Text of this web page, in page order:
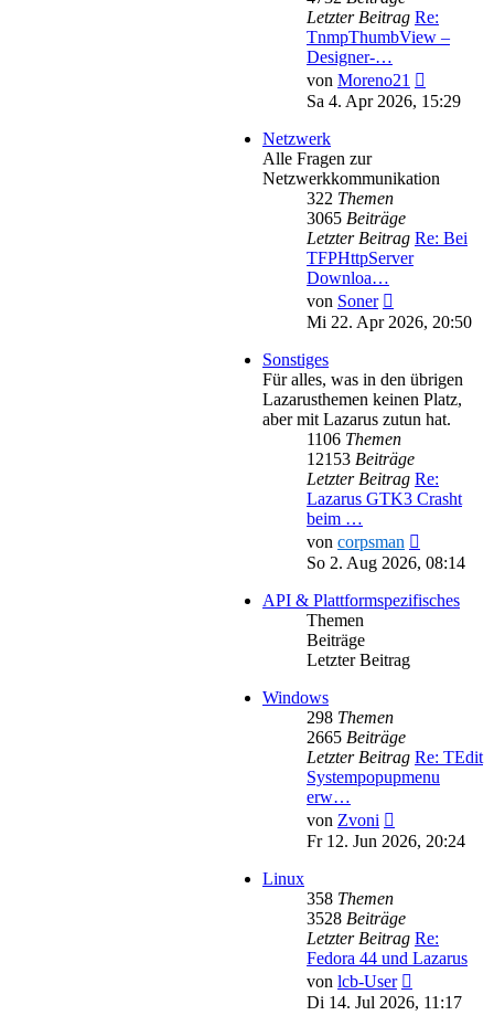
Letzter Beitrag Re:
TnmpThumbView –
Designer-…
von Moreno21
Beitrag
Sa 4. Apr 2026, 15:29
Netzwerk
Alle Fragen zur
Netzwerkkommunikation
322 Themen
3065 Beiträge
Letzter Beitrag Re: Bei
TFPHttpServer
Downloa…
von Soner
Beitrag
Mi 22. Apr 2026, 20:50
Sonstiges
Für alles, was in den übrigen
Lazarusthemen keinen Platz,
aber mit Lazarus zutun hat.
1106 Themen
12153 Beiträge
Letzter Beitrag Re:
Lazarus GTK3 Crasht
beim …
von corpsman
Beitrag
So 2. Aug 2026, 08:14
API & Plattformspezifisches
Themen
Beiträge
Letzter Beitrag
Windows
298 Themen
2665 Beiträge
Letzter Beitrag Re: TEdit
Systempopupmenu
erw…
von Zvoni
Beitrag
Fr 12. Jun 2026, 20:24
Linux
358 Themen
3528 Beiträge
Letzter Beitrag Re:
Fedora 44 und Lazarus
von lcb-User
Beitrag
Di 14. Jul 2026, 11:17